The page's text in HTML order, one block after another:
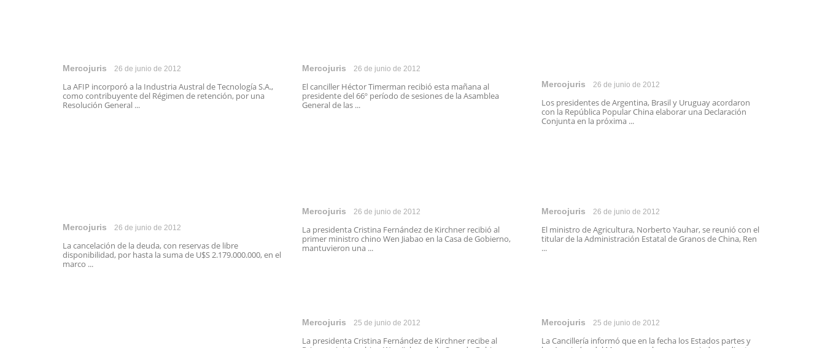
Mercojuris 26 de junio de 2012
La AFIP incorporó a la Industria Austral de Tecnología S.A.,
como contribuyente del Régimen de retención, por una
Resolución General ...
Mercojuris 26 de junio de 2012
El canciller Héctor Timerman recibió esta mañana al
presidente del 66º período de sesiones de la Asamblea
General de las ...
Mercojuris 26 de junio de 2012
Los presidentes de Argentina, Brasil y Uruguay acordaron
con la República Popular China elaborar una Declaración
Conjunta en la próxima ...
Mercojuris 26 de junio de 2012
La cancelación de la deuda, con reservas de libre
disponibilidad, por hasta la suma de U$S 2.179.000.000, en el
marco ...
Mercojuris 26 de junio de 2012
La presidenta Cristina Fernández de Kirchner recibió al
primer ministro chino Wen Jiabao en la Casa de Gobierno,
mantuvieron una ...
Mercojuris 26 de junio de 2012
El ministro de Agricultura, Norberto Yauhar, se reunió con el
titular de la Administración Estatal de Granos de China, Ren
...
Mercojuris 25 de junio de 2012
La presidenta Cristina Fernández de Kirchner recibe al
Mercojuris 25 de junio de 2012
La Cancillería informó que en la fecha los Estados partes y